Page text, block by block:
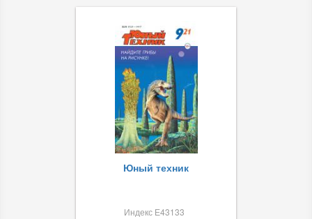
Юный техник
Индекс Е43133